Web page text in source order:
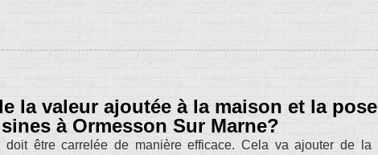
la valeur ajoutée à la maison et la
à Ormesson Sur Marne?
doit être carrelée de manière efficace. Cela va ajouter de